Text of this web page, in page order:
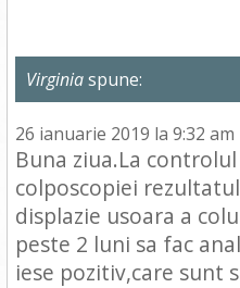
Virginia spune:
26 ianuarie 2019 la 9:32 am
Buna ziua.La
colposcopiei
displazie usoara a
peste 2 luni sa fac
iese pozitiv,care sunt